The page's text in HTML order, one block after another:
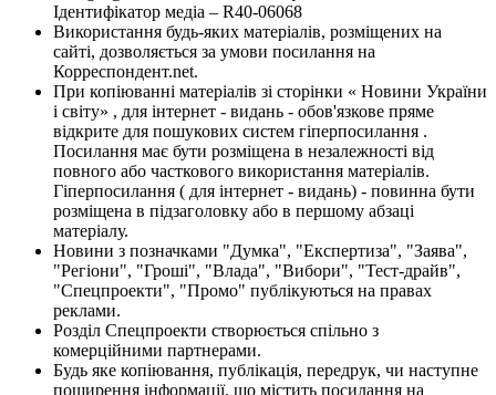
Ідентифікатор медіа – R40-06068
Використання будь-яких матеріалів, розміщених на
сайті, дозволяється за умови посилання на
Корреспондент.net.
При копіюванні матеріалів зі сторінки « Новини України
і світу» , для інтернет - видань - обов'язкове пряме
відкрите для пошукових систем гіперпосилання .
Посилання має бути розміщена в незалежності від
повного або часткового використання матеріалів.
Гіперпосилання ( для інтернет - видань) - повинна бути
розміщена в підзаголовку або в першому абзаці
матеріалу.
Новини з позначками "Думка", "Експертиза", "Заява",
"Регіони", "Гроші", "Влада", "Вибори", "Тест-драйв",
"Спецпроекти", "Промо" публікуються на правах
реклами.
Розділ Спецпроекти створюється спільно з
комерційними партнерами.
Будь яке копіювання, публікація, передрук, чи наступне
поширення інформації, що містить посилання на